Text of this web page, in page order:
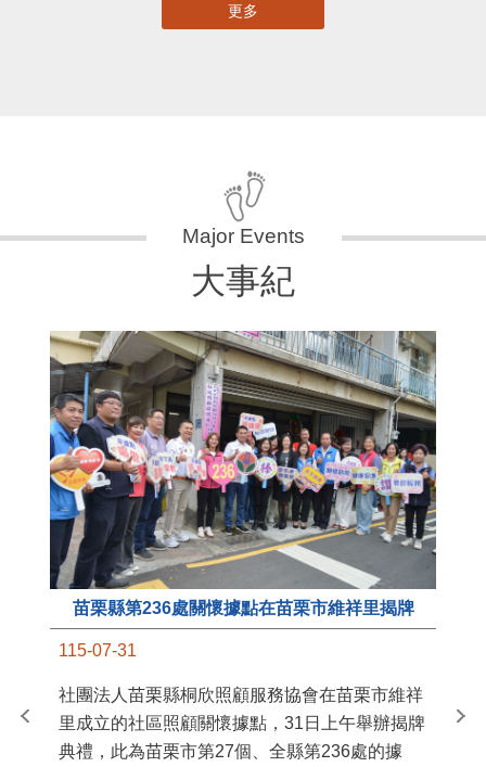
更多
大事紀
苗栗縣第236處關懷據點在苗栗市維祥里揭牌
115-07-31
社團法人苗栗縣桐欣照顧服務協會在苗栗市維祥
里成立的社區照顧關懷據點，31日上午舉辦揭牌
典禮，此為苗栗市第27個、全縣第236處的據
苗